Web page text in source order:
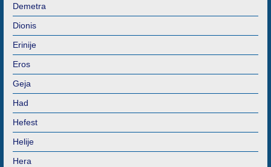
Demetra
Dionis
Erinije
Eros
Geja
Had
Hefest
Helije
Hera